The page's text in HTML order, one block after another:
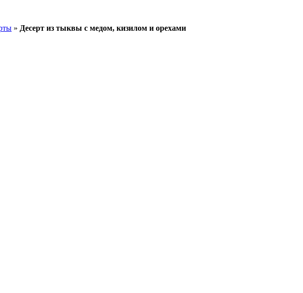
» Десерт из тыквы с медом, кизилом и орехами